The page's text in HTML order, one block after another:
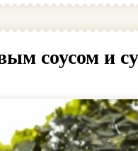
соусом и